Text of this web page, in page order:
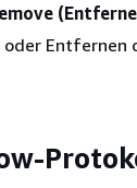
Entfernen